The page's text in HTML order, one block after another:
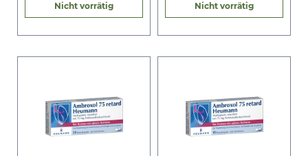
Nicht vorrätig Nicht vorrätig